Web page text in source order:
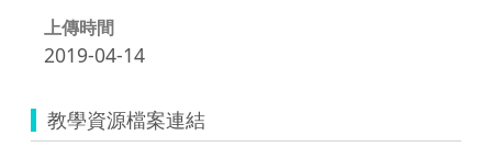
上傳時間
2019-04-14
教學資源檔案連結